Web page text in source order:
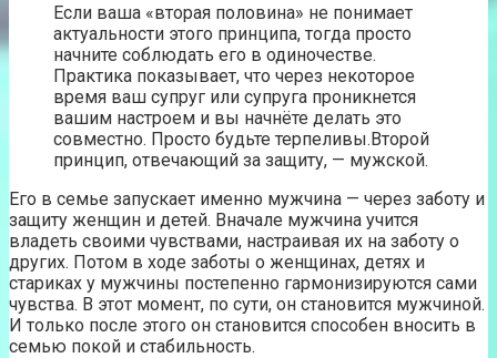
Если ваша «вторая половина» не понимает
актуальности этого принципа, тогда просто
начните соблюдать его в одиночестве.
Практика показывает, что через некоторое
время ваш супруг или супруга проникнется
вашим настроем и вы начнёте делать это
совместно. Просто будьте терпеливы.Второй
принцип, отвечающий за защиту, — мужской.
Его в семье запускает именно мужчина — через заботу и
защиту женщин и детей. Вначале мужчина учится
владеть своими чувствами, настраивая их на заботу о
других. Потом в ходе заботы о женщинах, детях и
стариках у мужчины постепенно гармонизируются сами
чувства. В этот момент, по сути, он становится мужчиной.
И только после этого он становится способен вносить в
семью покой и стабильность.